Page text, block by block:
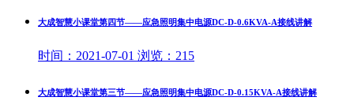
大成智慧小课堂第四节——应急照明集中电源DC-D-0.6KVA-A接线讲解
时间： 2021-07-01 浏览： 215
大成智慧小课堂第三节——应急照明集中电源DC-D-0.15KVA-A接线讲解